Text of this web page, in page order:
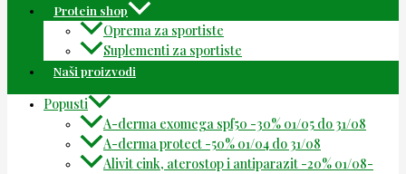
Protein shop
Oprema za sportiste
Suplementi za sportiste
Naši proizvodi
Popusti
A-derma exomega spf50 -30% 01/05 do 31/08
A-derma protect -50% 01/04 do 31/08
Alivit cink, aterostop i antiparazit -20% 01/08-